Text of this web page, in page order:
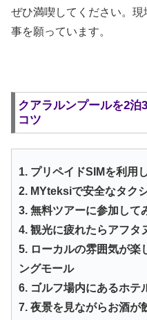
ぜひ満喫してください。
事を願っています。
クアラルンプールを2泊
コツ
1. プリペイドSIMを利用
2. MYteksiで安全なタク
3. 無料ツアーに参加して
4. 観光に疲れたらアフタ
5. ローカルの雰囲気が楽
ングモール
6. ゴルフ場内にあるホテ
7. 夜景を見ながらお酒が